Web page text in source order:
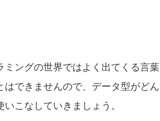
ングの世界ではよく出てくる言葉
できませんので、データ型がどん
こなしていきましょう。